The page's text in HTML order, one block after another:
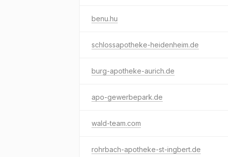
benu.hu
schlossapotheke-heidenheim.de
burg-apotheke-aurich.de
apo-gewerbepark.de
wald-team.com
rohrbach-apotheke-st-ingbert.de